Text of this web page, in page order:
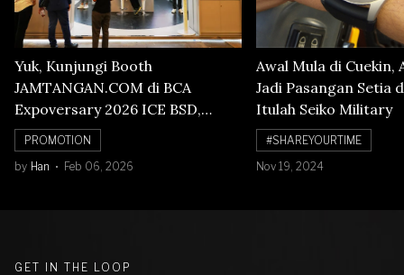
Yuk, Kunjungi Booth
JAMTANGAN.COM di BCA
Expoversary 2026 ICE BSD,
Banyak Diskon Jam Tangan,
Cuma Sampai 8 Februari!
PROMOTION
by Han Feb 06, 2026
Awal Mula di Cuekin,
Jadi Pasangan Setia
Itulah Seiko Military
#SHAREYOURTIME
Nov 19, 2024
GET IN THE LOOP